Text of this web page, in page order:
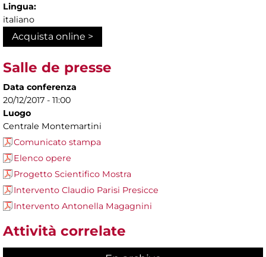
Lingua:
italiano
Acquista online >
Salle de presse
Data conferenza
20/12/2017 - 11:00
Luogo
Centrale Montemartini
Comunicato stampa
Elenco opere
Progetto Scientifico Mostra
Intervento Claudio Parisi Presicce
Intervento Antonella Magagnini
Attività correlate